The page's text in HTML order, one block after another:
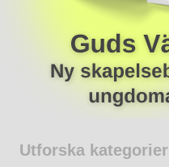
Utforska kategorier